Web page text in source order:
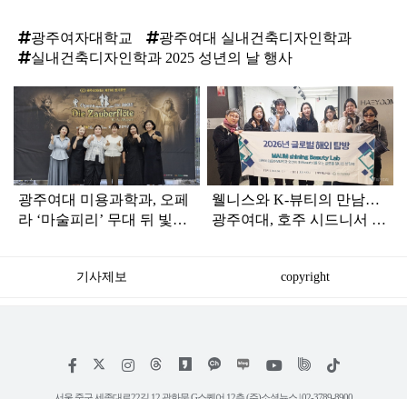
광주여자대학교
광주여대 실내건축디자인학과
실내건축디자인학과 2025 성년의 날 행사
광주여대 미용과학과, 오페
라 ‘마술피리’ 무대 뒤 빛낸
웰니스와 K-뷰티의 만남…
광주여대, 호주 시드니서 역
기사제보 copyright
페
스
인
타
위
트
틱
서울 중구 세종대로22길 12 광화문 G스퀘어 12층 (주)소셜뉴스 | 02-3789-8900